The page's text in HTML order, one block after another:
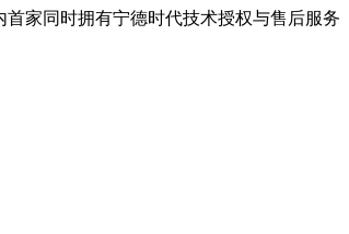
家同时拥有宁德时代技术授权与售后服务